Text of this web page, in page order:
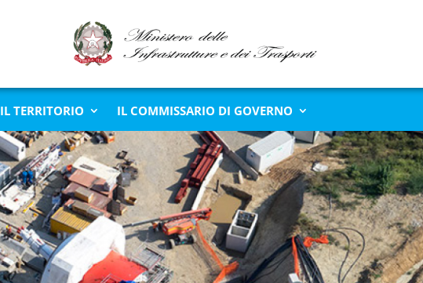
IL TERRITORIO IL COMMISSARIO DI GOVERNO